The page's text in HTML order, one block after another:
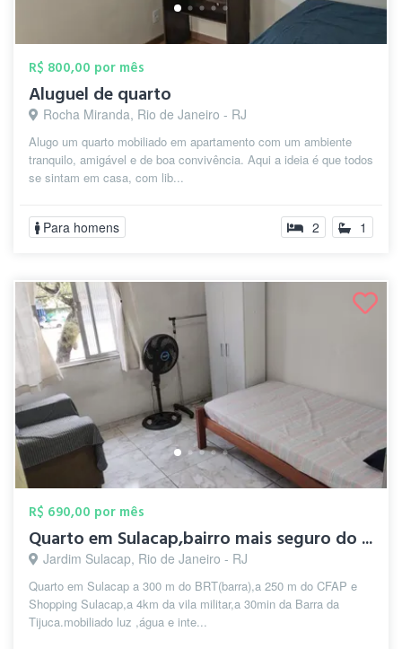
R$ 800,00 por mês
Aluguel de quarto
Rocha Miranda, Rio de Janeiro - RJ
Alugo um quarto mobiliado em apartamento com um ambiente
tranquilo, amigável e de boa convivência. Aqui a ideia é que todos
se sintam em casa, com lib...
Para homens 2 1
R$ 690,00 por mês
Quarto em Sulacap,bairro mais seguro do ...
Jardim Sulacap, Rio de Janeiro - RJ
Quarto em Sulacap a 300 m do BRT(barra),a 250 m do CFAP e
Shopping Sulacap,a 4km da vila militar,a 30min da Barra da
Tijuca.mobiliado luz ,água e inte...